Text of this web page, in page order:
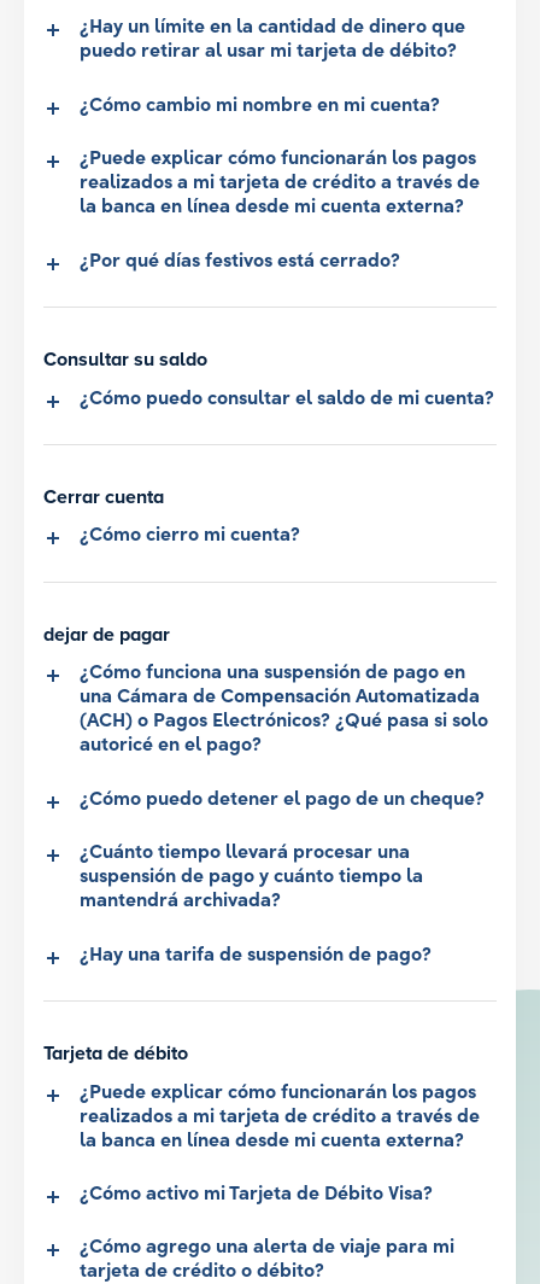
¿Hay un límite en la cantidad de dinero que
puedo retirar al usar mi tarjeta de débito?
¿Cómo cambio mi nombre en mi cuenta?
¿Puede explicar cómo funcionarán los pagos
realizados a mi tarjeta de crédito a través de
la banca en línea desde mi cuenta externa?
¿Por qué días festivos está cerrado?
Consultar su saldo
¿Cómo puedo consultar el saldo de mi cuenta?
Cerrar cuenta
¿Cómo cierro mi cuenta?
dejar de pagar
¿Cómo funciona una suspensión de pago en
una Cámara de Compensación Automatizada
(ACH) o Pagos Electrónicos? ¿Qué pasa si solo
autoricé en el pago?
¿Cómo puedo detener el pago de un cheque?
¿Cuánto tiempo llevará procesar una
suspensión de pago y cuánto tiempo la
mantendrá archivada?
¿Hay una tarifa de suspensión de pago?
Tarjeta de débito
¿Puede explicar cómo funcionarán los pagos
realizados a mi tarjeta de crédito a través de
la banca en línea desde mi cuenta externa?
¿Cómo activo mi Tarjeta de Débito Visa?
¿Cómo agrego una alerta de viaje para mi
tarjeta de crédito o débito?